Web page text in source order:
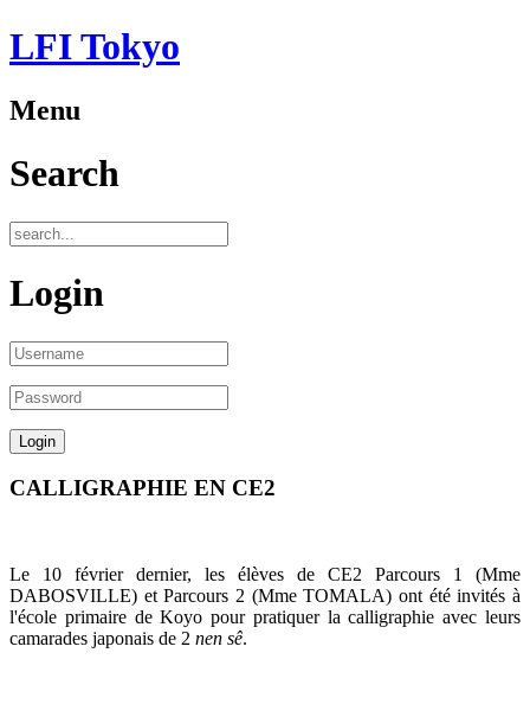
LFI Tokyo
Menu
Search
Login
CALLIGRAPHIE EN CE2
Le 10 février dernier, les élèves de CE2 Parcours 1 (Mme
DABOSVILLE) et Parcours 2 (Mme TOMALA) ont été invités à
l'école primaire de Koyo pour pratiquer la calligraphie avec leurs
camarades japonais de 2 nen sê.